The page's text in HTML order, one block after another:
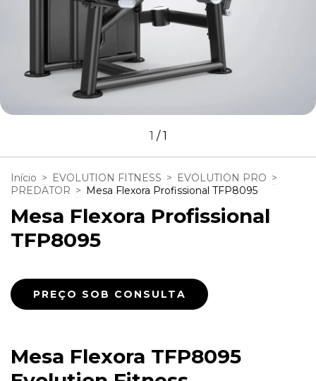
1 /1
Início > EVOLUTION FITNESS > EVOLUTION PRO >
PREDATOR > Mesa Flexora Profissional TFP8095
Mesa Flexora Profissional
TFP8095
Mesa Flexora TFP8095